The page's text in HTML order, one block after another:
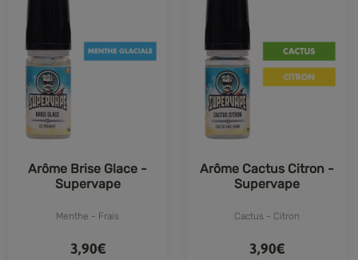
Arôme Brise Glace -
Supervape
Menthe - Frais
3,90€
Arôme Cactus Citron -
Supervape
Cactus - Citron
3,90€